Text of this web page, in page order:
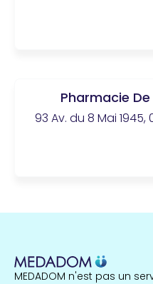
Pharmacie
93 Av. du 8 Mai
MEDADOM n'est pas un